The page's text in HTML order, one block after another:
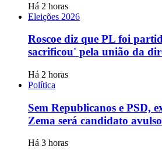
Há 2 horas
Eleições 2026
Roscoe diz que PL foi
sacrificou' pela união da
Há 2 horas
Política
Sem Republicanos e PSD,
Zema será candidato
Há 3 horas